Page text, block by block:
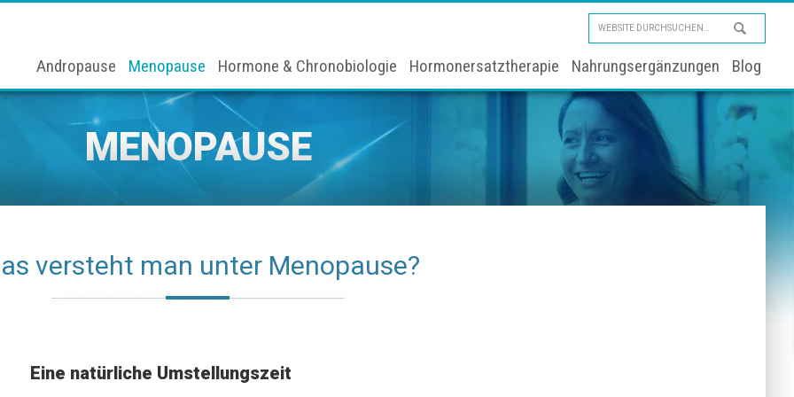
Website
durchsuchen…
Andropause Menopause Hormone & Chronobiologie Hormonersatztherapie Nahrungsergänzungen Blog
MENOPAUSE
versteht man unter Menopause?
Eine natürliche Umstellungszeit